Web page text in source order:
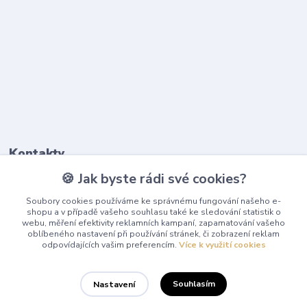
Kontakty
(Po-Pá, 9-17 hod.)
info@playcentrum.cz
🍪 Jak byste rádi své cookies?
Soubory cookies používáme ke správnému fungování našeho e-
shopu a v případě vašeho souhlasu také ke sledování statistik o
webu, měření efektivity reklamních kampaní, zapamatování vašeho
oblíbeného nastavení při používání stránek, či zobrazení reklam
odpovídajících vašim preferencím. Více k využití cookies
Nastavení Souhlasím